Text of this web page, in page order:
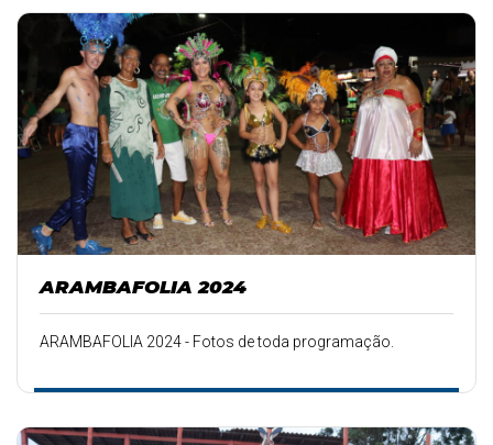
ARAMBAFOLIA 2024
ARAMBAFOLIA 2024 - Fotos de toda programação.